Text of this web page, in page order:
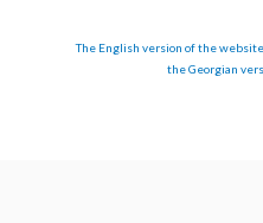
The English version of the
the Georgian